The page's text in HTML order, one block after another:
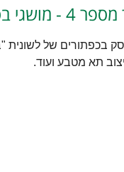
חלק ג'
בכפתורים של לשונית
תא מטבע ועוד.